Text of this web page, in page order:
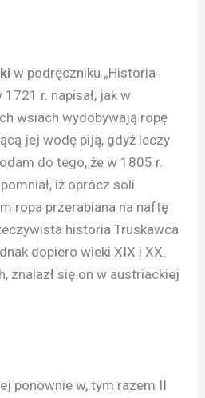
w podręczniku „Historia
r. napisał, jak w
wsiach wydobywają ropę
jej wodę piją, gdyż leczy
do tego, że w 1805 r.
iż oprócz soli
ropa przerabiana na naftę
historia Truskawca
dopiero wieki XIX i XX.
znalazł się on w austriackiej
ponownie w, tym razem II